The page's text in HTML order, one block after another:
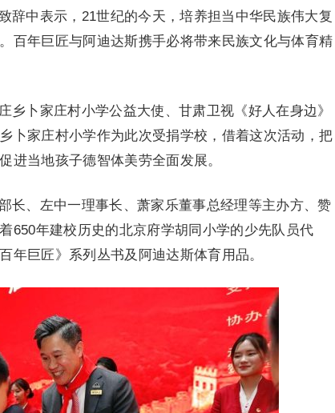
辞中表示，21世纪的今天，培养担当中华民族伟大复
百年巨匠与阿迪达斯携手必将带来民族文化与体育精
乡卜家庄村小学公益大使、甘肃卫视《好人在身边》
卜家庄村小学作为此次受捐学校，借着这次活动，把
进当地孩子德智体美劳全面发展。
长、左中一理事长、萧家乐董事总经理等主办方、赞
650年建校历史的北京府学胡同小学的少先队员代
年巨匠》系列丛书及阿迪达斯体育用品。